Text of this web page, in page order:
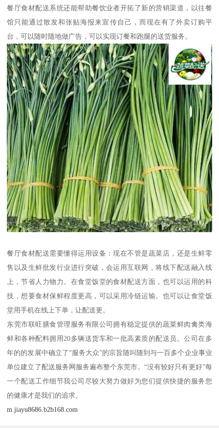
餐厅食材配送系统还能帮助餐饮业者开拓了新的营销渠道，以往餐
馆只能通过散发和张贴海报来宣传自己，而现在有了外卖订购平
台，可以随时随地做广告，可以实现订餐和跑腿的送货服务。
餐厅食材配送需要懂得运用设备：现在不管是蔬菜店，还是生鲜零
售以及生鲜批发行业进行突破，会运用互联网，将线下配送融入线
上，节省人力物力。在食堂饭堂的食材配送方面，也可以运用的科
技，想要食材保鲜程度更高，可以采用冷链运输。也可以让食堂饭
堂用手机在线上下单，让配送更。
东莞市联旺膳食管理服务有限公司拥有稳定提供的蔬菜鲜肉禽类海
鲜和各种配料拥用20多辆送货车和一批高素质的配送员。公司在多
年的的发展中确立了“服务大众”的宗旨随叫随到与一百多个企业事业
单位建立了配送服务网服务遍布整个东莞市。“没有较好只有更好”每
一个配送工作细节我公司尽较大努力做好为您们提供快捷的服务您
的健康才是我们的追求。
m.jiayu8686.b2b168.com